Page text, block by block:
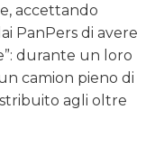
accettando
PanPers di avere
durante un loro
camion pieno di
agli oltre